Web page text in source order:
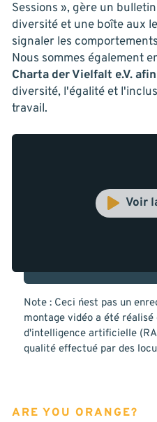
Sessions », gère un
diversité et une boîte aux
signaler les
Nous sommes également
Charta der Vielfalt e.V.
diversité, l'égalité et
travail.
Voir
Note : Ceci n´est pas un
montage vidéo a été
d'intelligence artificielle
qualité effectué par des
ARE YOU ORANGE?